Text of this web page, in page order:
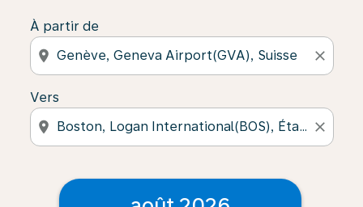
À partir de
location_on close
Vers
location_on close